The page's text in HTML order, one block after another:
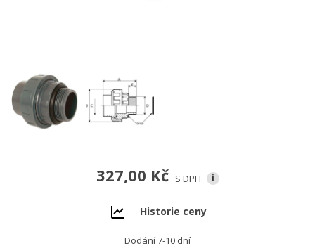
327,00 Kč S DPH i
Historie ceny
Dodání 7-10 dní